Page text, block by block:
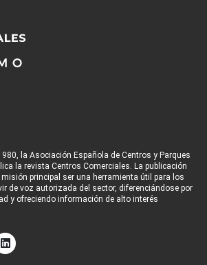
la Asociación Española de Centros y Parques
la revista Centros Comerciales. La publicación
principal ser una herramienta útil para los
de voz autorizada del sector, diferenciándose por
y ofreciendo información de alto interés